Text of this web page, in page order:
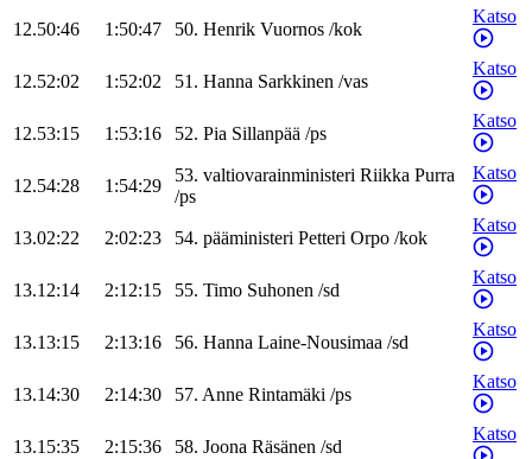
12.50:46 1:50:47 50. Henrik Vuornos /kok
Katso
12.52:02 1:52:02 51. Hanna Sarkkinen /vas
Katso
12.53:15 1:53:16 52. Pia Sillanpää /ps
Katso
12.54:28 1:54:29
53. valtiovarainministeri Riikka Purra
/ps
Katso
13.02:22 2:02:23 54. pääministeri Petteri Orpo /kok
Katso
13.12:14 2:12:15 55. Timo Suhonen /sd
Katso
13.13:15 2:13:16 56. Hanna Laine-Nousimaa /sd
Katso
13.14:30 2:14:30 57. Anne Rintamäki /ps
Katso
13.15:35 2:15:36 58. Joona Räsänen /sd
Katso